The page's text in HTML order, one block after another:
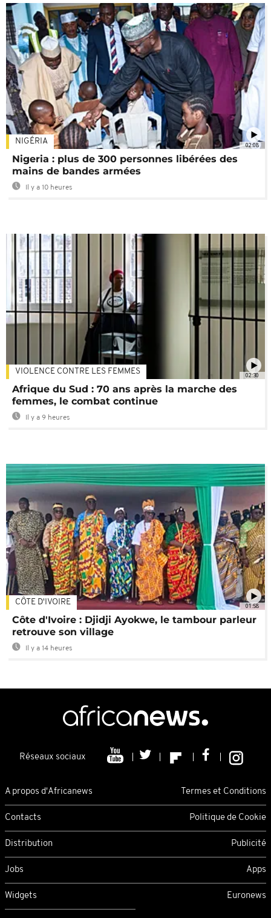
02:08
NIGÉRIA
Nigeria : plus de 300 personnes libérées des
mains de bandes armées
Il y a 10 heures
02:30
VIOLENCE CONTRE LES FEMMES
Afrique du Sud : 70 ans après la marche des
femmes, le combat continue
Il y a 9 heures
01:58
CÔTE D'IVOIRE
Côte d'Ivoire : Djidji Ayokwe, le tambour parleur
retrouve son village
Il y a 14 heures
Réseaux sociaux
A propos d'Africanews Termes et Conditions
Contacts Politique de Cookie
Distribution Publicité
Jobs Apps
Widgets Euronews